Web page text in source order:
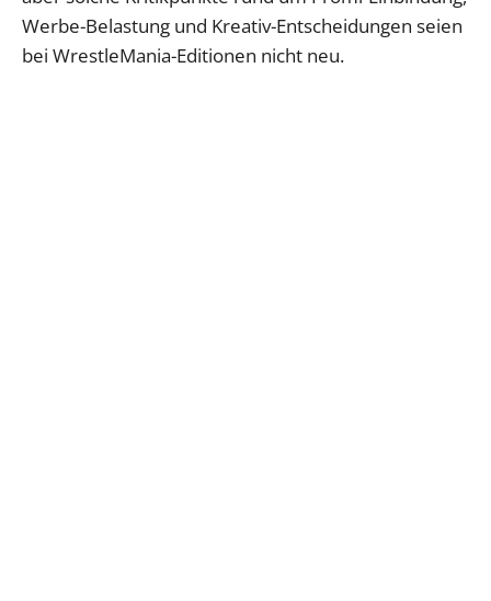
Werbe-Belastung und Kreativ-Entscheidungen seien
bei WrestleMania-Editionen nicht neu.